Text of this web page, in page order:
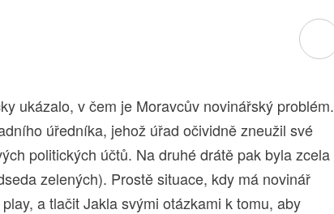
ukázalo, v čem je Moravcův novinářský problém.
úředníka, jehož úřad očividně zneužil své
politických účtů. Na druhé drátě pak byla zcela
zelených). Prostě situace, kdy má novinář
a tlačit Jakla svými otázkami k tomu, aby